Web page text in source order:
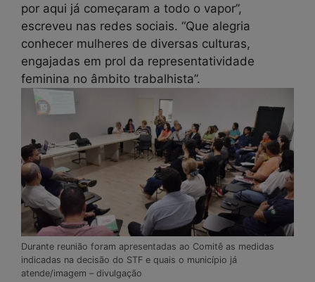
por aqui já começaram a todo o vapor”,
escreveu nas redes sociais. “Que alegria
conhecer mulheres de diversas culturas,
engajadas em prol da representatividade
feminina no âmbito trabalhista”.
Durante reunião foram apresentadas ao Comitê as medidas
indicadas na decisão do STF e quais o município já
atende/imagem – divulgação